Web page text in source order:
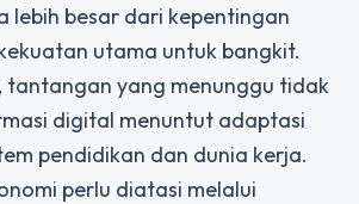
lebih besar dari kepentingan
utama untuk bangkit.
tantangan yang menunggu tidak
digital menuntut adaptasi
pendidikan dan dunia kerja.
perlu diatasi melalui